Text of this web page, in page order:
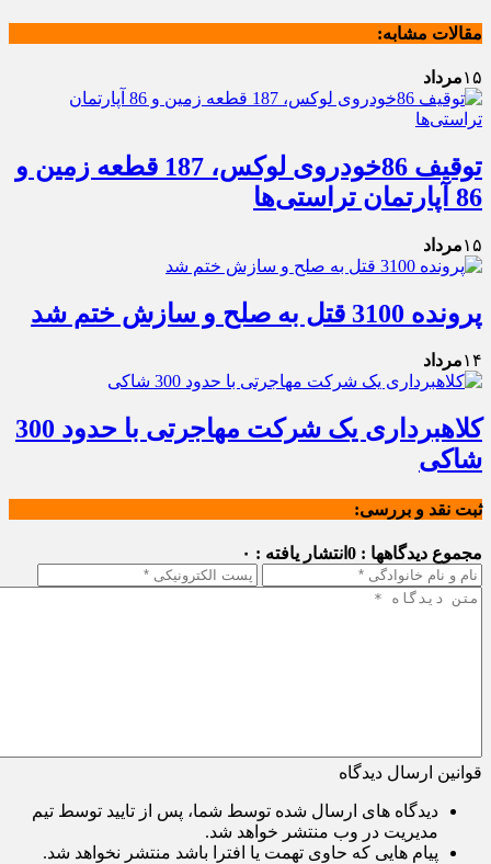
مقالات مشابه:
۱۵مرداد
توقیف 86خودروی لوکس، 187 قطعه زمین و
86 آپارتمان تراستی‌ها
۱۵مرداد
پرونده 3100 قتل به صلح و سازش ختم شد
۱۴مرداد
کلاهبرداری یک شرکت مهاجرتی با حدود 300
شاکی
ثبت نقد و بررسی:
مجموع دیدگاهها : 0 انتشار یافته : ۰
قوانین ارسال دیدگاه
دیدگاه های ارسال شده توسط شما، پس از تایید توسط تیم
مدیریت در وب منتشر خواهد شد.
پیام هایی که حاوی تهمت یا افترا باشد منتشر نخواهد شد.